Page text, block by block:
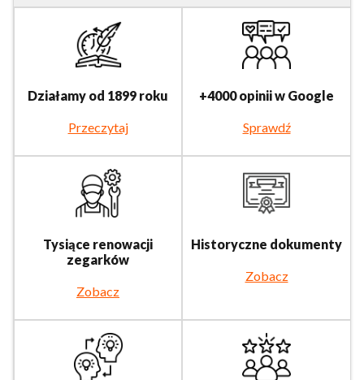
Działamy od 1899 roku
Przeczytaj
+4000 opinii w Google
Sprawdź
Tysiące renowacji
zegarków
Zobacz
Historyczne dokumenty
Zobacz